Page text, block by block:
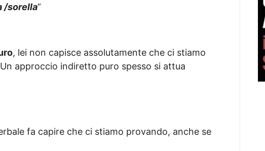
/sorella”
, lei non capisce assolutamente che ci stiamo
approccio indiretto puro spesso si attua
fa capire che ci stiamo provando, anche se